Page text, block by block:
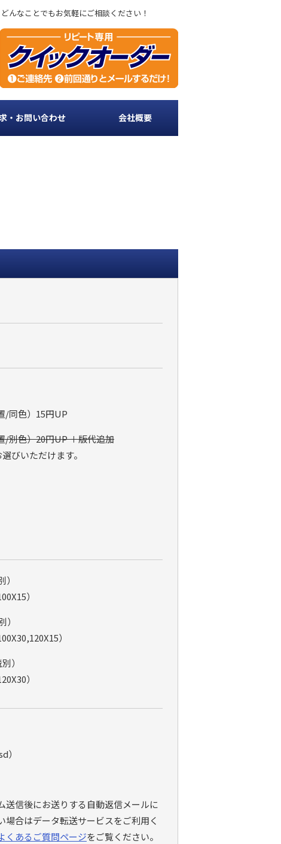
んなことでもお気軽にご相談ください！
・お問い合わせ 会社概要
/同色）15円UP
/別色）20円UP ＋版代追加
びいただけます。
）
）
）
）
）
信後にお送りする自動返信メールに
場合はデータ転送サービスをご利用く
くあるご質問ページをご覧ください。